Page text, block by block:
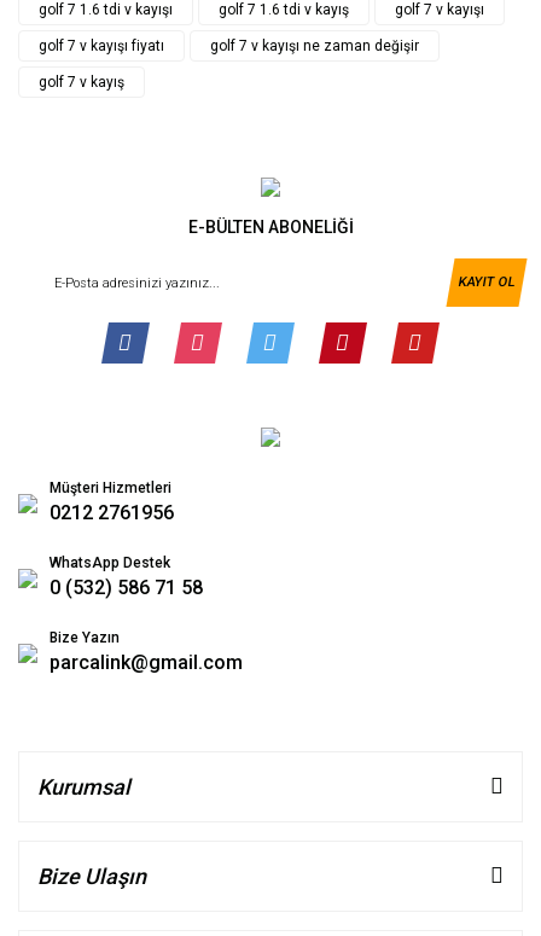
golf 7 1.6 tdi v kayışı
golf 7 1.6 tdi v kayış golf 7 v kayışı
golf 7 v kayışı fiyatı golf 7 v kayışı ne zaman değişir
golf 7 v kayış
E-BÜLTEN ABONELİĞİ
KAYIT OL
Müşteri Hizmetleri
0212 2761956
WhatsApp Destek
0 (532) 586 71 58
Bize Yazın
parcalink@gmail.com
Kurumsal
Bize Ulaşın